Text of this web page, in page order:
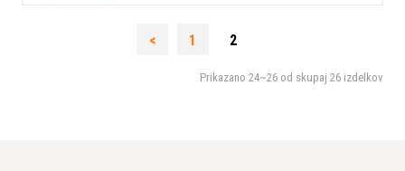
< 1 2
Prikazano 24~26 od skupaj 26 izdelkov